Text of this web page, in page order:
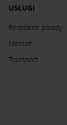
USŁUGI
Bezpłatne porady
Montaż
Transport